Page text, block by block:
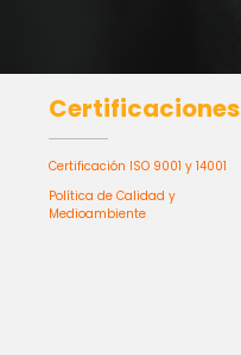
Certificaciones
Certificación ISO 9001 y 14001
Política de Calidad y
Medioambiente